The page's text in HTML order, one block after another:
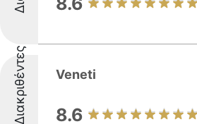
Διακριθέντες Veneti
8.6